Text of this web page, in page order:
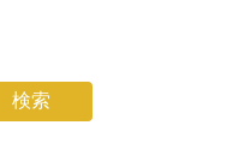
検索